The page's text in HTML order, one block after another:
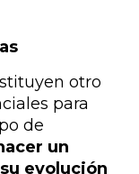
otro
para
de
un
evolución